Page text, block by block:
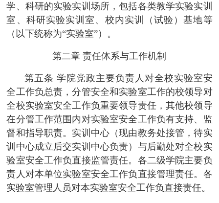
学、科研的实验实训 场所，包括各类教学实验实训
室、科研实验实训室、校内实训（试验）基地等
（以下统称为“实验室”） 。
第二章 责任体系与工作机制
第五条 学院党政主要负责人对全校实验室安
全工作负总责，分管安全和实验室工作的校领导对
全校实验室安全工作负重要领导责任，其他校领导
在分管工作范围内对实验室安全工作负有支持、监
督和指导职责。 实训中心 （现由教务处接管，待实
训中心成立后交实训中心负责） 与后勤处对全校实
验室安全工作负直接监管责任。各二级学院主要负
责人对本单位实验室安全工作负直接管理责任。各
实验室管理人员对本实验室安全工作负直接责任。